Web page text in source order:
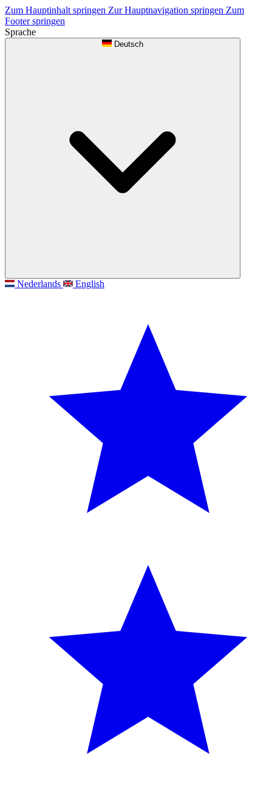
Zum Hauptinhalt springen Zur Hauptnavigation springen Zum
Footer springen
Sprache
Deutsch
Nederlands English